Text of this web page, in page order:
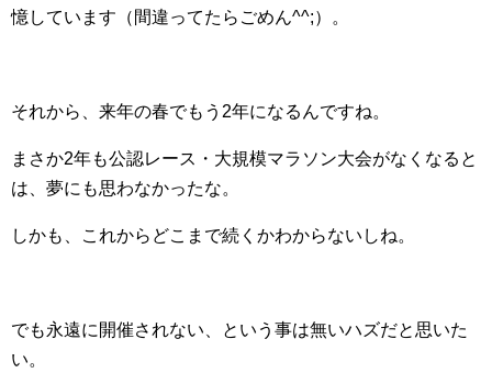
憶しています（間違ってたらごめん^^;）。
それから、来年の春でもう2年になるんですね。
まさか2年も公認レース・大規模マラソン大会がなくなると
は、夢にも思わなかったな。
しかも、これからどこまで続くかわからないしね。
でも永遠に開催されない、という事は無いハズだと思いた
い。